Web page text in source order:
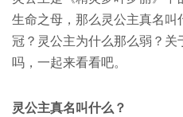
生命之母，那么灵公主真名
冠？灵公主为什么那么弱？
吗，一起来看看吧。
灵公主真名叫什么？